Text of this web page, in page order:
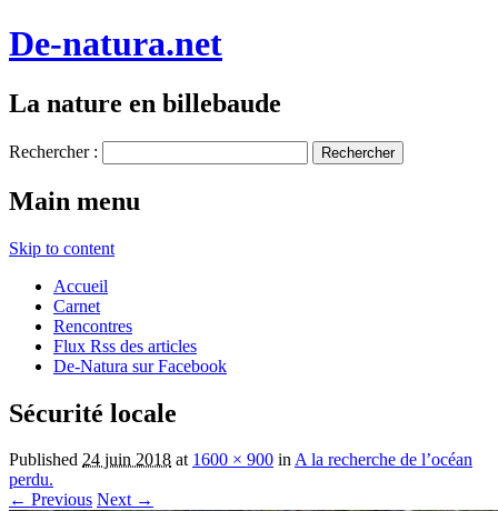
De-natura.net
La nature en billebaude
Rechercher :
Main menu
Skip to content
Accueil
Carnet
Rencontres
Flux Rss des articles
De-Natura sur Facebook
Sécurité locale
Published 24 juin 2018 at 1600 × 900 inA la recherche de l’océan
perdu.
← Previous Next →